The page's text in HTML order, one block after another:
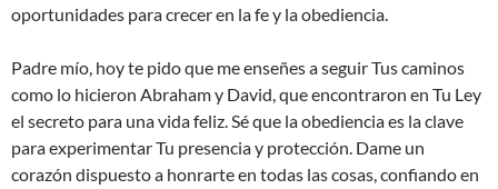
oportunidades para crecer en la fe y la obediencia.
Padre mío, hoy te pido que me enseñes a seguir Tus caminos
como lo hicieron Abraham y David, que encontraron en Tu Ley
el secreto para una vida feliz. Sé que la obediencia es la clave
para experimentar Tu presencia y protección. Dame un
corazón dispuesto a honrarte en todas las cosas, confiando en